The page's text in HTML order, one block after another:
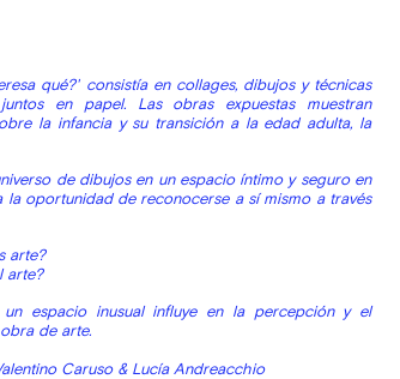
qué?' consistía en collages, dibujos y técnicas
en papel. Las obras expuestas muestran
la infancia y su transición a la edad adulta, la
de dibujos en un espacio íntimo y seguro en
la oportunidad de reconocerse a sí mismo a través
arte?
arte?
un espacio inusual influye en la percepción y el
de arte.
Caruso & Lucía Andreacchio